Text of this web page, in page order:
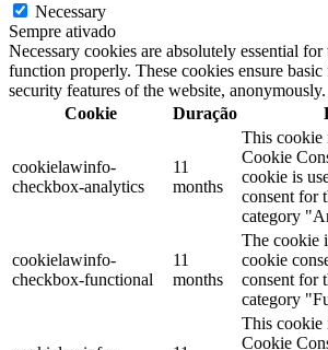
Necessary
Sempre ativado
Necessary cookies are absolutely essential
function properly. These cookies ensure
security features of the website, anonymously.
Cookie
Duração
cookielawinfo-
checkbox-analytics
11
months
This cookie
Cookie
cookie is
consent for
category
cookielawinfo-
checkbox-functional
11
months
The cookie
cookie
consent for
category
This cookie
Cookie